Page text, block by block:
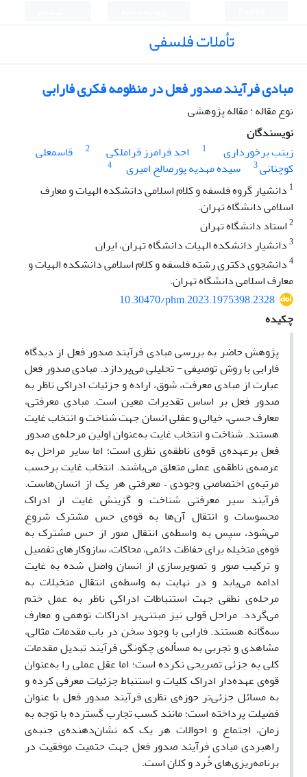
تأملات فلسفی
مبادی فرآیند صدور فعل در منظومه فکری فارابی
نوع مقاله : مقاله پژوهشی
نویسندگان
زینب برخورداری
1 احد فرامرز قراملکی 2
قاسمعلی
کوچنانی3 سیده مهدیه پورصالح امیری
4
1 دانشیار گروه فلسفه و کلام اسلامی دانشکده الهیات و معارف
اسلامی دانشگاه تهران.
2استاد دانشگاه تهران
3دانشیار دانشکده الهیات دانشگاه تهران، ایران
4دانشجوی دکتری رشته فلسفه و کلام اسلامی دانشکده الهیات و
معارف اسلامی دانشگاه تهران.
10.30470/phm.2023.1975398.2328
چکیده
پژوهش حاضر به بررسی مبادی فرآیند صدور فعل از دیدگاه
فارابی با روش توصیفی - تحلیلی می‌پردازد. مبادی صدور فعل
عبارت از مبادی معرفت، شوق، اراده و جزئیات‌ ادراکی ناظر به
صدور فعل بر اساس تقدیرات معین است. مبادی معرفتی،
معارف حسی، خیالی و عقلی انسان جهت شناخت و انتخاب غایت
هستند. شناخت و انتخاب غایت به‌عنوان اولین مرحله‌ی صدور
فعل برعهده‌ی قوه‌ی ناطقه‌ی نظری است؛ اما سایر مراحل به
عرصه‌ی ناطقه‌ی عملی متعلق می‌باشند. انتخاب غایت برحسب
مرتبه‌ی اختصاصی وجودی – معرفتی هر یک از انسان‌هاست.
فرآیند سیر معرفتی شناخت و گزینش غایت از ادراک
محسوسات و انتقال آن‌ها به قوه‌ی حس مشترک شروع
می‌شود، سپس به واسطه‌ی انتقال صور از حس مشترک به
قوه‌ی متخیله برای حفاظت دائمی، محاکات، سازوکارهای تفصیل
و ترکیب صور و تصویرسازی از انسان واصل شده به غایت
ادامه می‌یابد و در نهایت به واسطه‌ی انتقال متخیلات به
مرحله‌ی نطقی جهت استنباطات ادراکی ناظر به عمل ختم
می‌گردد. مراحل قولی نیز مبتنی‌بر ادراکات توهمی و معارف
سه‌گانه‌ هستند. فارابی با وجود سخن در باب مقدمات مثالی،
مشاهدی و تجربی به مسأله‌ی چگونگی فرآیند تبدیل مقدمات
کلی به جزئی تصریحی نکرده است؛ اما عقل عملی را به‌عنوان
قوه‌ی عهده‌دار ادراک کلیات و استنباط جزئیات معرفی کرده و
به مسائل جزئی‌تر حوزه‌ی نظری فرآیند صدور فعل با عنوان
فضیلت پرداخته است؛ مانند کسب تجارب گسترده با توجه به
زمان، اجتماع و احوالات هر یک که نشان‌دهنده‌ی جنبه‌ی
راهبردی مبادی فرآیند صدور فعل جهت حتمیت موفقیت در
برنامه‌ریزی‌های خُرد و کلان است.